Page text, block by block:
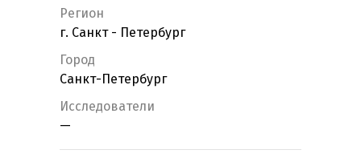
Регион
г. Санкт - Петербург
Город
Санкт-Петербург
Исследователи
—